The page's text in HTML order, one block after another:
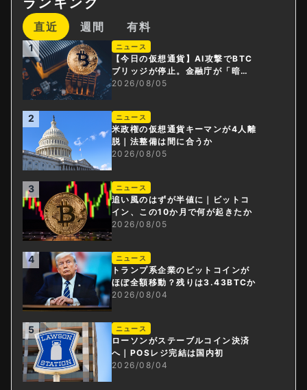
直近 週間 有料
1 ニュース
【今日の仮想通貨】AI攻撃でBTC
ブリッジが停止。金融庁が「暗号
資産・ステーブルコイン課」新設
2026/08/05
2 ニュース
米政権の仮想通貨キーマンが4人離
脱｜法整備は間に合うか
2026/08/05
3 ニュース
追い風のはずが半値に｜ビットコ
イン、この10か月で何が起きたか
2026/08/05
4 ニュース
トランプ系企業のビットコインが
ほぼ全額移動？残りは3.43BTCか
2026/08/04
5 ニュース
ローソンがステーブルコイン決済
へ｜POSレジ完結は国内初
2026/08/04